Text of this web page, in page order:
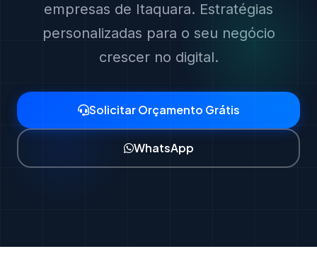
empresas de Itaquara. Estratégias
personalizadas para o seu negócio
crescer no digital.
Solicitar Orçamento Grátis
WhatsApp